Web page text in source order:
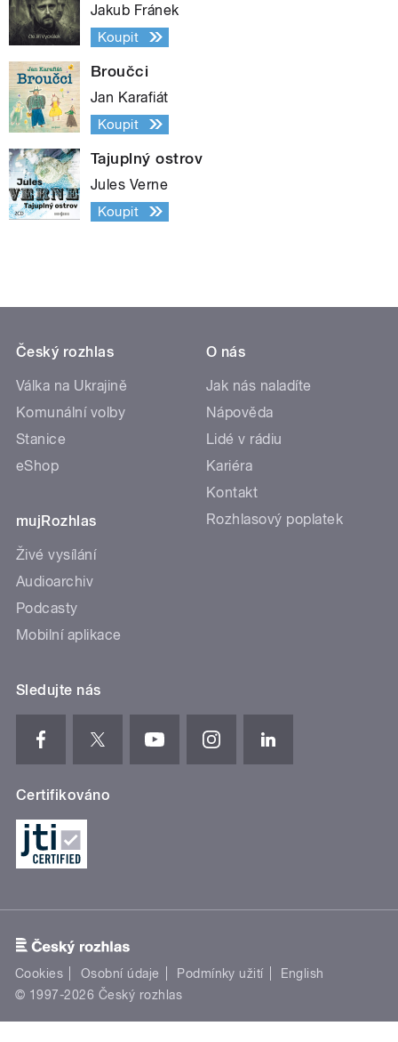
Jakub Fránek
Koupit
Broučci
Jan Karafiát
Koupit
Tajuplný ostrov
Jules Verne
Koupit
Český rozhlas
Válka na Ukrajině
Komunální volby
Stanice
eShop
mujRozhlas
Živé vysílání
Audioarchiv
Podcasty
Mobilní aplikace
O nás
Jak nás naladíte
Nápověda
Lidé v rádiu
Kariéra
Kontakt
Rozhlasový poplatek
Sledujte nás
Certifikováno
Cookies Osobní údaje Podmínky užití
English
© 1997-2026 Český rozhlas